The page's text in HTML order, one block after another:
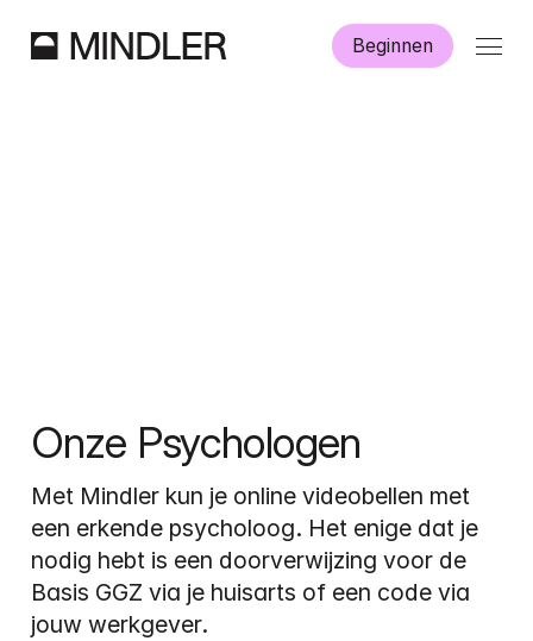
Beginnen
Onze Psychologen
Met Mindler kun je online videobellen met
een erkende psycholoog. Het enige dat je
nodig hebt is een doorverwijzing voor de
Basis GGZ via je huisarts of een code via
jouw werkgever.